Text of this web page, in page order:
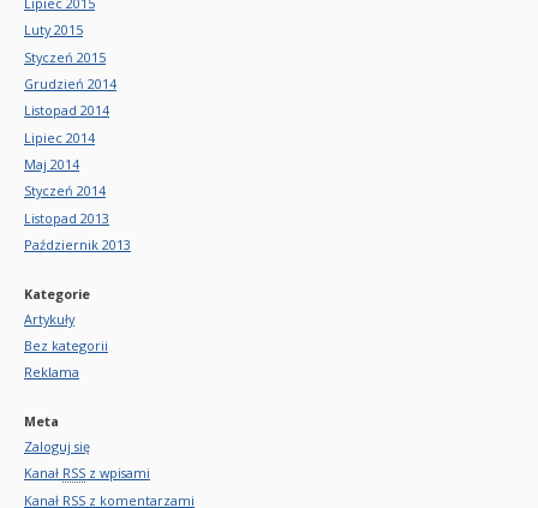
Luty 2015
Styczeń 2015
Grudzień 2014
Listopad 2014
Lipiec 2014
Maj 2014
Styczeń 2014
Listopad 2013
Październik 2013
Kategorie
Artykuły
Bez kategorii
Reklama
Meta
Zaloguj się
Kanał RSS z wpisami
Kanał RSS z komentarzami